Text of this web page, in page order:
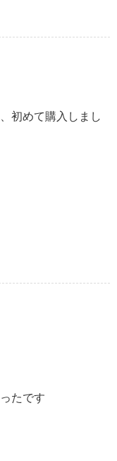
初めて購入しまし
たです